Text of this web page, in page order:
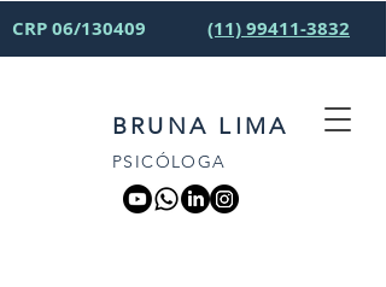
CRP 06/130409 (11) 99411-3832
BRUNA LIMA
PSICÓLOGA